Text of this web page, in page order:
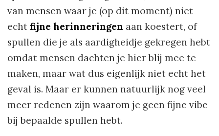
van mensen waar je (op dit moment) niet
echt fijne herinneringen aan koestert, of
spullen die je als aardigheidje gekregen hebt
omdat mensen dachten je hier blij mee te
maken, maar wat dus eigenlijk niet echt het
geval is. Maar er kunnen natuurlijk nog veel
meer redenen zijn waarom je geen fijne vibe
bij bepaalde spullen hebt.